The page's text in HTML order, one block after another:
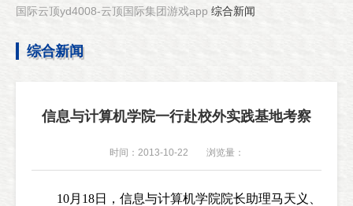
国际云顶yd4008-云顶国际集团游戏app 综合新闻
综合新闻
信息与计算机学院一行赴校外实践基地考察
时间：2013-10-22 浏览量：
10月 18日，信息与计算机学院院长助理马天义、